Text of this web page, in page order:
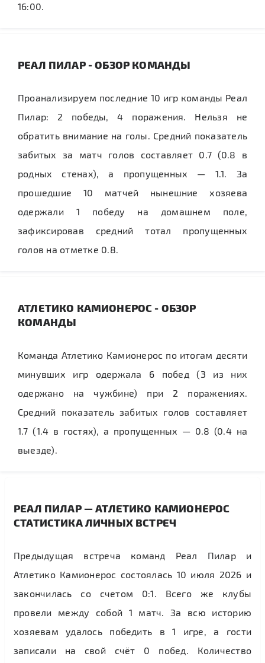
16:00.
РЕАЛ ПИЛАР - ОБЗОР КОМАНДЫ
Проанализируем последние 10 игр команды Реал
Пилар: 2 победы, 4 поражения. Нельзя не
обратить внимание на голы. Средний показатель
забитых за матч голов составляет 0.7 (0.8 в
родных стенах), а пропущенных — 1.1. За
прошедшие 10 матчей нынешние хозяева
одержали 1 победу на домашнем поле,
зафиксировав средний тотал пропущенных
голов на отметке 0.8.
АТЛЕТИКО КАМИОНЕРОС - ОБЗОР
КОМАНДЫ
Команда Атлетико Камионерос по итогам десяти
минувших игр одержала 6 побед (3 из них
одержано на чужбине) при 2 поражениях.
Средний показатель забитых голов составляет
1.7 (1.4 в гостях), а пропущенных — 0.8 (0.4 на
выезде).
РЕАЛ ПИЛАР — АТЛЕТИКО КАМИОНЕРОС
СТАТИСТИКА ЛИЧНЫХ ВСТРЕЧ
Предыдущая встреча команд Реал Пилар и
Атлетико Камионерос состоялась 10 июля 2026 и
закончилась со счетом 0:1. Всего же клубы
провели между собой 1 матч. За всю историю
хозяевам удалось победить в 1 игре, а гости
записали на свой счёт 0 побед. Количество